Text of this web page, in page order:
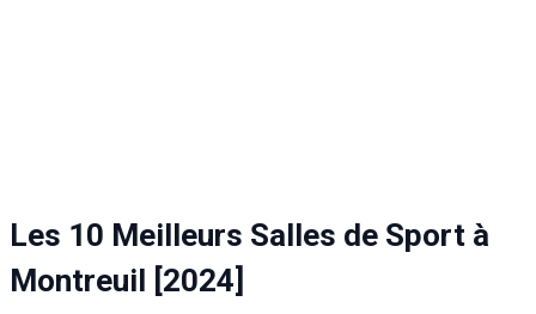
Les 10 Meilleurs Salles de Sport à
Montreuil [2024]